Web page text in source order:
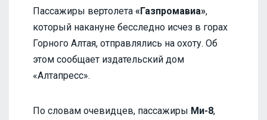
Пассажиры вертолета «Газпромавиа»,
который накануне бесследно исчез в горах
Горного Алтая, отправлялись на охоту. Об
этом сообщает издательский дом
«Алтапресс».
По словам очевидцев, пассажиры Ми-8,